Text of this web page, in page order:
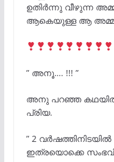
ഉതിർന്നു വീഴുന്ന
ആകെയുള്ള ആ
” അനൂ…. !!! ”
അനു പറഞ്ഞ കഥയിൽ
പ്രിയ.
” 2 വർഷത്തിനിടയിൽ
ഇത്രയൊക്കെ